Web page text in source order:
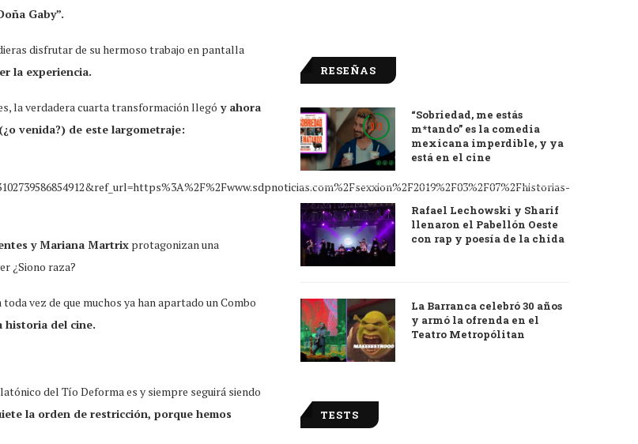
Gaby”.
disfrutar de su hermoso trabajo en pantalla
la experiencia.
la verdadera cuarta transformación llegó y ahora
venida?) de este largometraje:
y Mariana Martrix protagonizan una
¿Siono raza?
vez de que muchos ya han apartado un Combo
historia del cine.
del Tío Deforma es y siempre seguirá siendo
la orden de restricción, porque hemos
RESEÑAS
9.0
“Sobriedad, me estás
m*tando” es la comedia
mexicana imperdible, y ya
está en el cine
Rafael Lechowski y Sharif
llenaron el Pabellón Oeste
con rap y poesía de la chida
La Barranca celebró 30 años
y armó la ofrenda en el
Teatro Metropólitan
TESTS